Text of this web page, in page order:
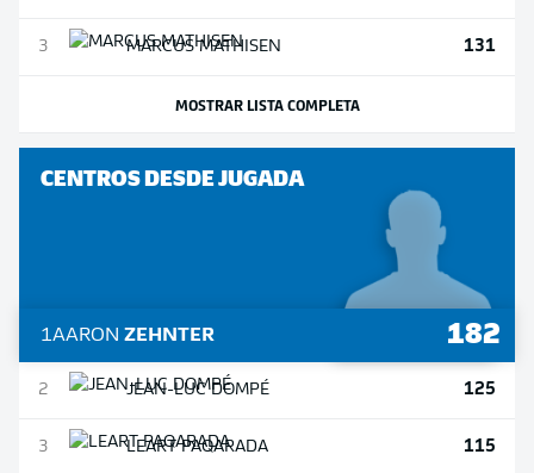
3 MARCUSMATHISEN 131
MOSTRAR LISTA COMPLETA
CENTROS DESDE JUGADA
1AARON ZEHNTER 182
2 JEAN-LUCDOMPÉ 125
3 LEARTPAQARADA 115